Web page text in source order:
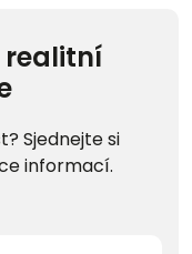
realitní
Sjednejte si
informací.